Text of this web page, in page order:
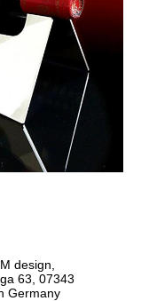
design,
63, 07343
Germany